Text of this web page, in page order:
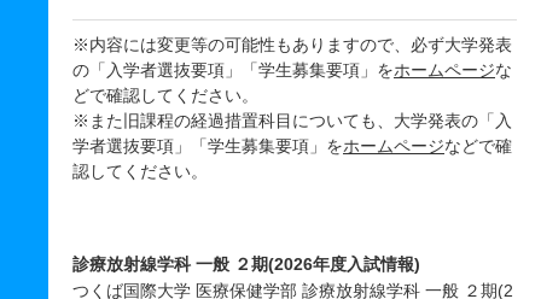
※内容には変更等の可能性もありますので、必ず大学発表
の「入学者選抜要項」「学生募集要項」をホームページな
どで確認してください。
※また旧課程の経過措置科目についても、大学発表の「入
学者選抜要項」「学生募集要項」をホームページなどで確
認してください。
診療放射線学科 一般 ２期(2026年度入試情報)
つくば国際大学 医療保健学部 診療放射線学科 一般 ２期(2